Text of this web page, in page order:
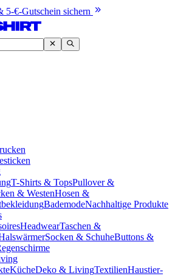
5-€-Gutschein sichern
T-Shirts & TopsPullover &
& WestenHosen &
BademodeNachhaltige Produkte
HeadwearTaschen &
Socken & SchuheButtons &
KücheDeko & LivingTextilienHaustier-